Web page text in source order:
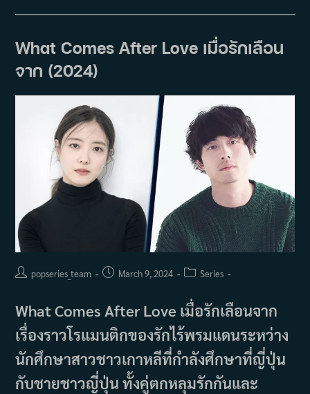
Season
15:
What Comes After Love เมื่อรักเลือน
จาก (2024)
Postpopseries_team
PostMarch 9, 2024
PostSeries
What Comes After Love เมื่อรักเลือนจาก
เรื่องราวโรแมนติกของรักไร้พรมแดนระหว่าง
นักศึกษาสาวชาวเกาหลีที่กำลังศึกษาที่ญี่ปุ่น
กับชายชาวญี่ปุ่น ทั้งคู่ตกหลุมรักกันและ